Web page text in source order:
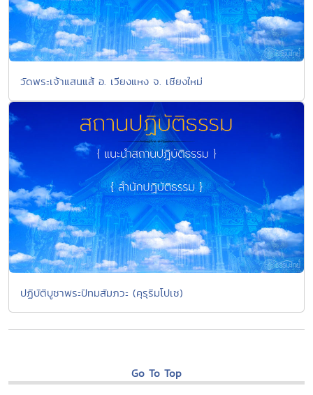
วัดพระเจ้าแสนแส้ อ. เวียงแหง จ. เชียงใหม่
ปฏิบัติบูชาพระปัทมสัมภวะ (คุรุริมโปเช)
Go To Top